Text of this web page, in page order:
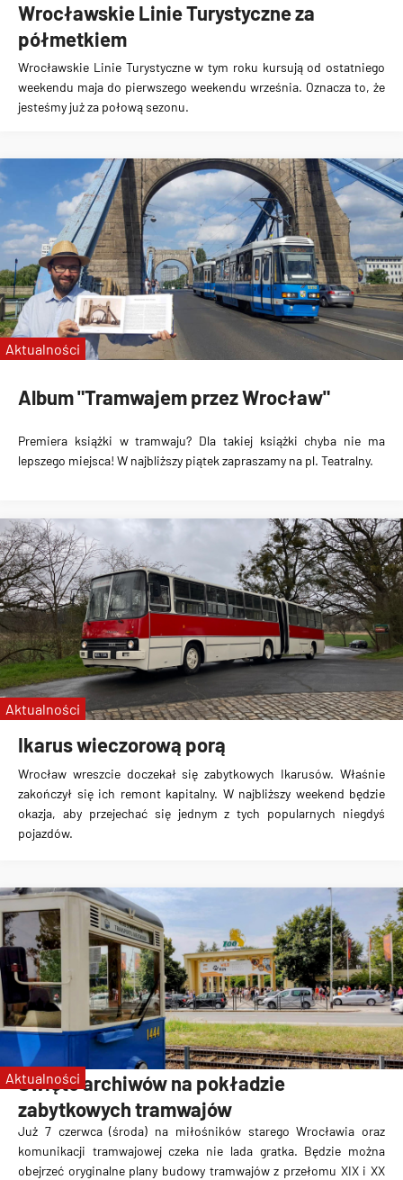
Wrocławskie Linie Turystyczne za
półmetkiem
Wrocławskie Linie Turystyczne w tym roku kursują od ostatniego
weekendu maja do pierwszego weekendu września. Oznacza to, że
jesteśmy już za połową sezonu.
Album "Tramwajem przez Wrocław"
Premiera książki w tramwaju? Dla takiej książki chyba nie ma
lepszego miejsca! W najbliższy piątek zapraszamy na pl. Teatralny.
Aktualności
Ikarus wieczorową porą
Wrocław wreszcie doczekał się zabytkowych Ikarusów. Właśnie
zakończył się ich remont kapitalny. W najbliższy weekend będzie
okazja, aby przejechać się jednym z tych popularnych niegdyś
pojazdów.
Aktualności
Święto archiwów na pokładzie
zabytkowych tramwajów
Już 7 czerwca (środa) na miłośników starego Wrocławia oraz
komunikacji tramwajowej czeka nie lada gratka. Będzie można
obejrzeć oryginalne plany budowy tramwajów z przełomu XIX i XX
Aktualności